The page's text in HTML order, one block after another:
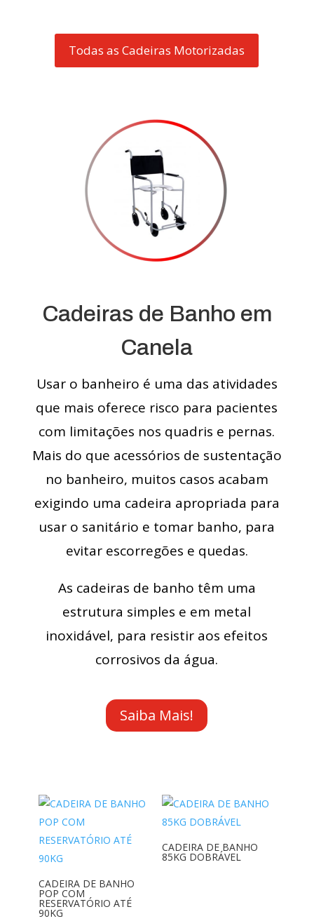
Todas as Cadeiras Motorizadas
Cadeiras de Banho em
Canela
Usar o banheiro é uma das atividades
que mais oferece risco para pacientes
com limitações nos quadris e pernas.
Mais do que acessórios de sustentação
no banheiro, muitos casos acabam
exigindo uma cadeira apropriada para
usar o sanitário e tomar banho, para
evitar escorregões e quedas.
As cadeiras de banho têm uma
estrutura simples e em metal
inoxidável, para resistir aos efeitos
corrosivos da água.
Saiba Mais!
CADEIRA DE BANHO
POP COM
RESERVATÓRIO ATÉ
90KG
CADEIRA DE BANHO
85KG DOBRÁVEL